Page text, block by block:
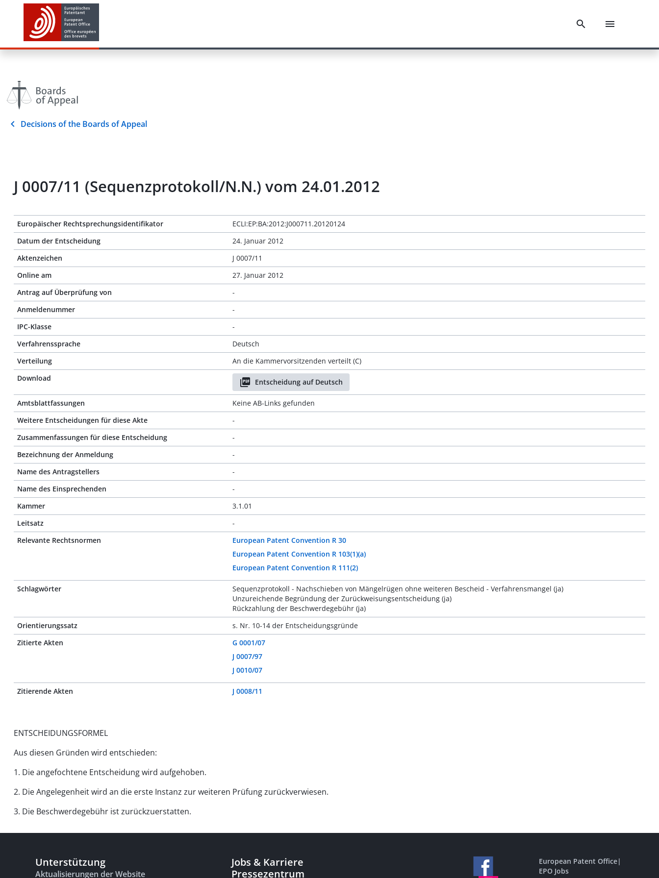
Decisions of the Boards of Appeal
J 0007/11 (Sequenzprotokoll/N.N.) vom 24.01.2012
Europäischer Rechtsprechungsidentifikator
ECLI:EP:BA:2012:J000711.20120124
Datum der Entscheidung
24. Januar 2012
Aktenzeichen
J 0007/11
Online am
27. Januar 2012
Antrag auf Überprüfung von
-
Anmeldenummer
-
IPC-Klasse
-
Verfahrenssprache
Deutsch
Verteilung
An die Kammervorsitzenden verteilt (C)
Download
Entscheidung auf Deutsch
Amtsblattfassungen
Keine AB-Links gefunden
Weitere Entscheidungen für diese Akte
-
Zusammenfassungen für diese Entscheidung
-
Bezeichnung der Anmeldung
-
Name des Antragstellers
-
Name des Einsprechenden
-
Kammer
3.1.01
Leitsatz
-
Relevante Rechtsnormen
European Patent Convention R 30
European Patent Convention R 103(1)(a)
European Patent Convention R 111(2)
Schlagwörter
Sequenzprotokoll - Nachschieben von Mängelrügen ohne weiteren Bescheid - Verfahrensmangel (ja)
Unzureichende Begründung der Zurückweisungsentscheidung (ja)
Rückzahlung der Beschwerdegebühr (ja)
Orientierungssatz
s. Nr. 10-14 der Entscheidungsgründe
Zitierte Akten
G 0001/07
J 0007/97
J 0010/07
Zitierende Akten J 0008/11
ENTSCHEIDUNGSFORMEL
Aus diesen Gründen wird entschieden:
1. Die angefochtene Entscheidung wird aufgehoben.
2. Die Angelegenheit wird an die erste Instanz zur weiteren Prüfung zurückverwiesen.
3. Die Beschwerdegebühr ist zurückzuerstatten.
Unterstützung
Aktualisierungen der Website
Jobs & Karriere
Pressezentrum
European Patent Office|
EPO Jobs